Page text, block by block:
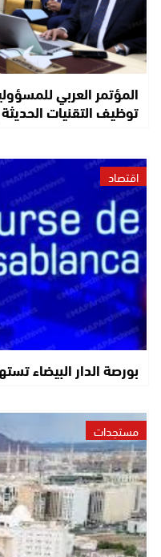
المؤتمر العربي
توظيف التقنيات
اقتصاد
بورصة الدار البيضاء
مستجدات